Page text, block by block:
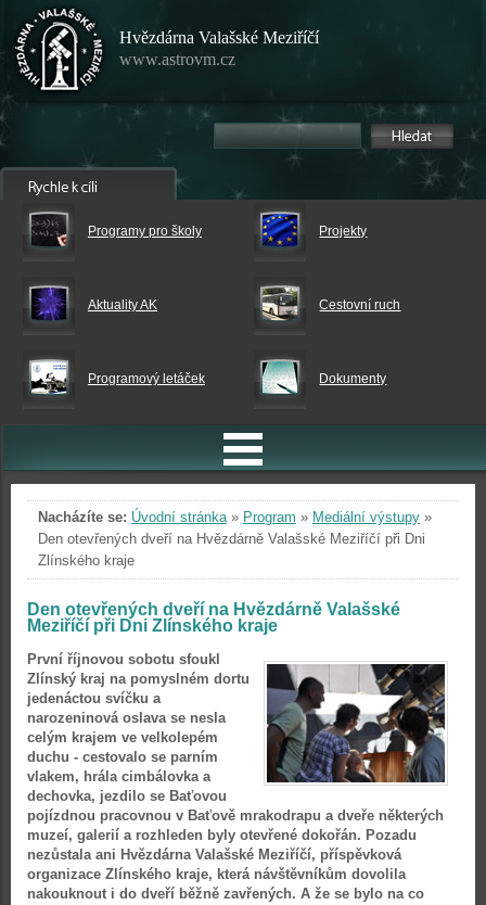
Hvězdárna Valašské Meziříčí
www.astrovm.cz
Programy pro školy Projekty
Aktuality AK Cestovní ruch
Programový letáček Dokumenty
Nacházíte se: Úvodní stránka» Program » Mediální výstupy »
Den otevřených dveří na Hvězdárně Valašské Meziříčí při Dni
Zlínského kraje
Den otevřených dveří na Hvězdárně Valašské
Meziříčí při Dni Zlínského kraje
První říjnovou sobotu sfoukl
Zlínský kraj na pomyslném dortu
jedenáctou svíčku a
narozeninová oslava se nesla
celým krajem ve velkolepém
duchu - cestovalo se parním
vlakem, hrála cimbálovka a
dechovka, jezdilo se Baťovou
pojízdnou pracovnou v Baťově mrakodrapu a dveře některých
muzeí, galerií a rozhleden byly otevřené dokořán. Pozadu
nezůstala ani Hvězdárna Valašské Meziříčí, příspěvková
organizace Zlínského kraje, která návštěvníkům dovolila
nakouknout i do dveří běžně zavřených. A že se bylo na co